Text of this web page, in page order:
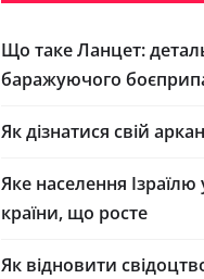
Що таке Ланцет:
баражуючого
Як дізнатися свій
Яке населення
країни, що росте
Як відновити